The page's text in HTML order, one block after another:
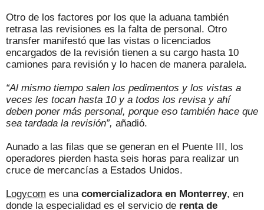
Otro de los factores por los que la aduana también
retrasa las revisiones es la falta de personal. Otro
transfer manifestó que las vistas o licenciados
encargados de la revisión tienen a su cargo hasta 10
camiones para revisión y lo hacen de manera paralela.
“Al mismo tiempo salen los pedimentos y los vistas a
veces les tocan hasta 10 y a todos los revisa y ahí
deben poner más personal, porque eso también hace que
sea tardada la revisión”, añadió.
Aunado a las filas que se generan en el Puente III, los
operadores pierden hasta seis horas para realizar un
cruce de mercancías a Estados Unidos.
Logycom es una comercializadora en Monterrey, en
donde la especialidad es el servicio de renta de